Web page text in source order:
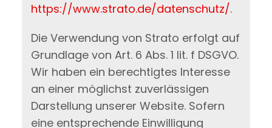
https://www.strato.de/datenschutz/.
Die Verwendung von Strato erfolgt auf
Grundlage von Art. 6 Abs. 1 lit. f DSGVO.
Wir haben ein berechtigtes Interesse
an einer möglichst zuverlässigen
Darstellung unserer Website. Sofern
eine entsprechende Einwilligung